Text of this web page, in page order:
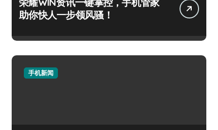
助你快人一步领风骚！
手机新闻